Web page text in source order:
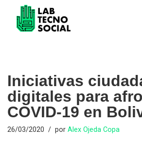
Saltar
Iniciativas
digitales para
COVID-19 en
26/03/2020 por Alex Ojeda Copa